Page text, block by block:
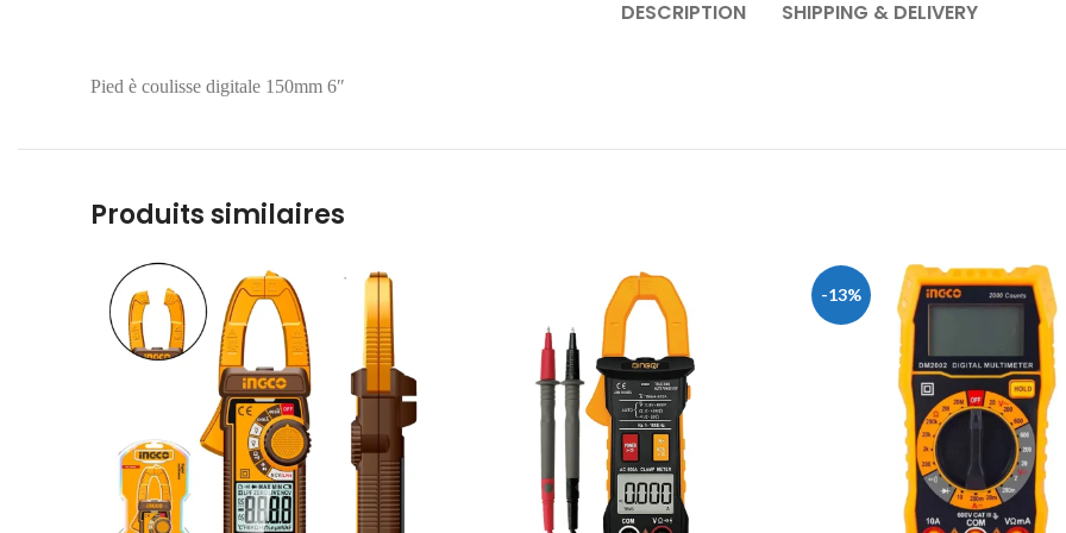
DESCRIPTION SHIPPING & DELIVERY
Pied è coulisse digitale 150mm 6″
Produits similaires
-13%